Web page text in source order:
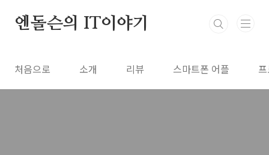
엔돌슨의 IT이야기
처음으로 소개 리뷰 스마트폰 어플